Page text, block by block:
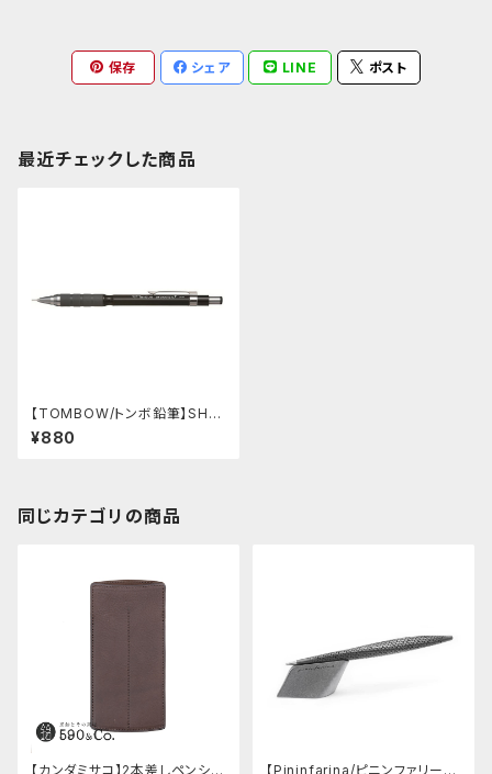
保存 シェア LINE ポスト
最近チェックした商品
【TOMBOW/トンボ鉛筆】SH-3
00 Grip 0.7mm (ブラック)
¥880
同じカテゴリの商品
【カンダミサコ】2本差しペンシー
【Pininfarina/ピニンファリー